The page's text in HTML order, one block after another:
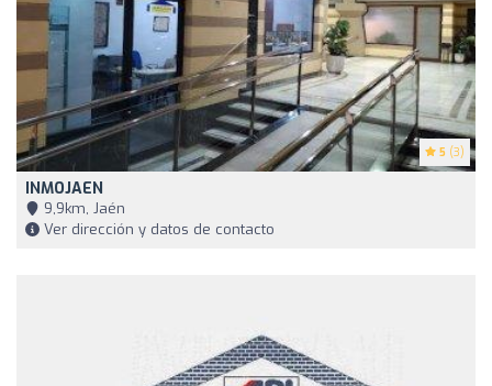
5 (3)
INMOJAEN
9,9km, Jaén
Ver dirección y datos de contacto